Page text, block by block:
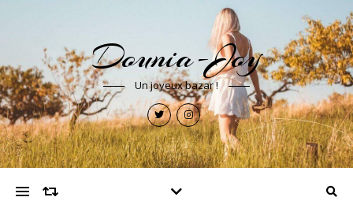
Dounia-Joy
Un joyeux bazar !